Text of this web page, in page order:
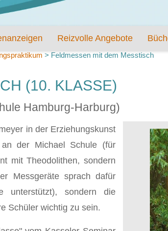
Reizvolle Angebote
> Feldmessen mit dem Messtisch
(10. KLASSE)
Hamburg-Harburg)
in der Erziehungskunst
der Michael Schule (für
mit Theodolithen, sondern
Messgeräte sprach dafür
unterstützt), sondern die
Schüler wichtig zu sein.